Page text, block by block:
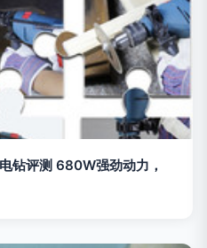
钻评测 680W强劲动力，